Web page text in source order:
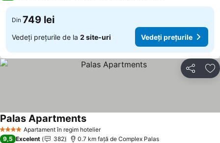
Din 749 lei
Vedeți prețurile de la 2 site-uri Vedeți prețurile
Distribuiți
4 Stele Apartament în regim hotelier
Palas Apartments
9,5 Excelent 382 0.7 km faţă de Complex Palas